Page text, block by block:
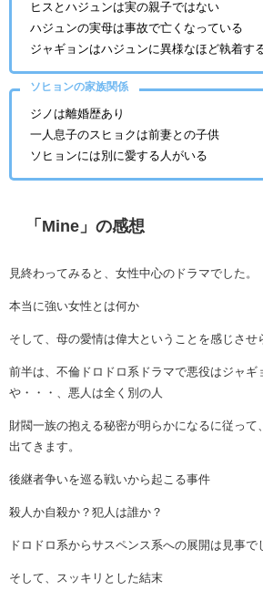
ヒスとハジュンは実の親子ではない
ハジュンの実母は事故で亡くなっている
ジャギョンはハジュンに異様なほど執着す
ソヒョンの家族関係
ジノは離婚歴あり
一人息子のスヒョクは前妻との子供
ソヒョンには別に愛する人がいる
「Mine」の感想
見終わってみると、女性中心のドラマでした。
本当に強い女性とは何か
そして、母の愛情は偉大ということを感じさせ
前半は、不倫ドロドロ系ドラマで悪役はジャギ
や・・・、悪人は全く別の人
財閥一族の抱える秘密が明らかになるに従って
出てきます。
後継者争いを巡る戦いから起こる事件
殺人か自殺か？犯人は誰か？
ドロドロ系からサスペンス系への展開は見事で
そして、スッキリとした結末